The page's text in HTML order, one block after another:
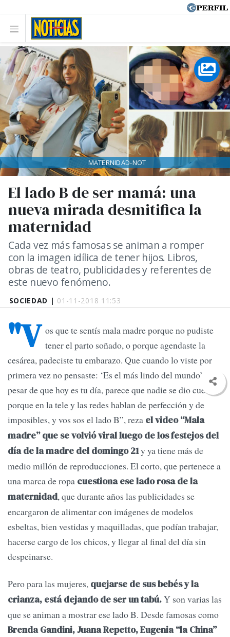
SOCIEDAD | 01-11-2018 11:53
El lado B de ser mamá: una
nueva mirada desmitifica la
maternidad
Cada vez más famosas se animan a romper
con la imagen idílica de tener hijos. Libros,
obras de teatro, publicidades y referentes de
este nuevo fenómeno.
MATERNIDAD-NOT
"V os que te sentís mala madre porque no pudiste
tener el parto soñado, o porque agendaste la
cesárea, padeciste tu embarazo. Que cuando lo viste por
primera vez no pensaste: ‘Es el más lindo del mundo’. Y a
pesar de que hoy es tu día, parece que nadie se dio cuenta,
porque en la tele y las redes hablan de perfección y de
imposibles, y vos sos el lado B”, reza el video “Mala
madre” que se volvió viral luego de los festejos del
día de la madre del domingo 21y ya tiene más de
medio millón de reproducciones. El corto, que pertenece a
una marca de ropa cuestiona ese lado rosa de la
maternidad, que durante años las publicidades se
encargaron de alimentar con imágenes de modelos
esbeltas, bien vestidas y maquilladas, que podían trabajar,
hacerse cargo de los chicos, y llegar al final del día sin
despeinarse.
Pero para las mujeres, quejarse de sus bebés y la
crianza, está dejando de ser un tabú.Y son varias las
que se animan a mostrar ese lado B. Desde famosas como
Brenda Gandini, Juana Repetto, Eugenia “la China”